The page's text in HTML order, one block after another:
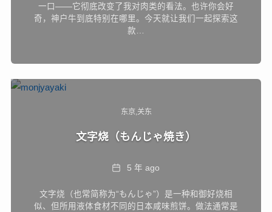
一口——它彻底改变了我对肉类的看法。也许你会好
奇，神户牛到底特别在哪里。今天就让我们一起探索这
款…
东京 关东
文字烧（もんじゃ焼き）
Date5 年 ago
文字烧（也常简称为“もんじゃ”）是一种和御好烧相
似、但所用液体食材不同的日本咸味煎饼。做法通常是